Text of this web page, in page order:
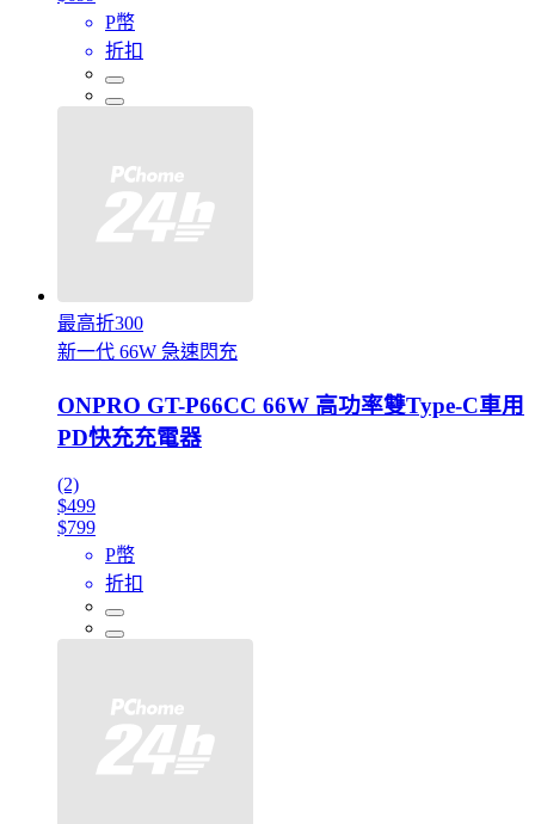
P幣
折扣
最高折300
新一代 66W 急速閃充
ONPRO GT-P66CC 66W 高功率雙Type-C車用
PD快充充電器
(2)
$499
$799
P幣
折扣